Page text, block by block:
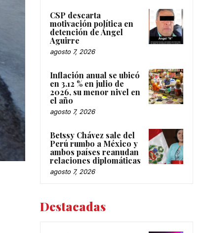
CSP descarta
motivación política en
detención de Ángel
Aguirre
agosto 7, 2026
Inflación anual se ubicó
en 3.12 % en julio de
2026, su menor nivel en
el año
agosto 7, 2026
Betssy Chávez sale del
Perú rumbo a México y
ambos países reanudan
relaciones diplomáticas
agosto 7, 2026
Destacadas